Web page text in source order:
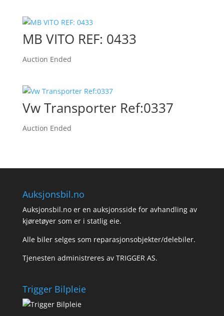
MB VITO REF: 0433
Auction Ended
Vw Transporter Ref:0337
Auction Ended
Auksjonsbil.no
Auksjonsbil.no er en auksjonsside for avhandling av
kjøretøyer som er i statlig eie.
Alle biler selges som reparasjonsobjekter/delebiler.
Tjenesten administreres av TRIGGER AS.
Trigger Bilpleie